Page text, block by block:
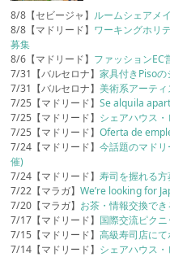
8/8【セビージャ】 ルームシェアメ
8/8【マドリード】 ワーキングホリ
募集
8/6【マドリード】 ファッションEC
7/31【バルセロナ】家具付きPiso
7/31【バルセロナ】美術系アーテ
7/25【マドリード】Se alquila
7/25【マドリード】 シェアハウス
7/25【マドリード】Oferta de
7/24【マドリード】今話題のマド
催)
7/24【マドリード】寿司を握れる
7/22【マラガ】We’re looking for
7/20【マラガ】 お茶・情報交換で
7/17【マドリード】 国際交流ピク
7/15【マドリード】高級寿司店に
7/14【マドリード】 シェアハウス